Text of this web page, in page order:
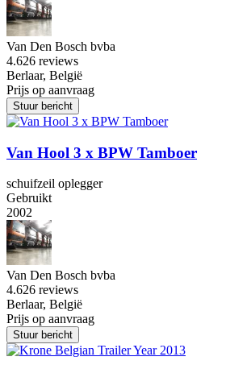
Van Den Bosch bvba
4.626 reviews
Berlaar, België
Prijs op aanvraag
Stuur bericht
Van Hool 3 x BPW Tamboer
schuifzeil oplegger
Gebruikt
2002
Van Den Bosch bvba
4.626 reviews
Berlaar, België
Prijs op aanvraag
Stuur bericht